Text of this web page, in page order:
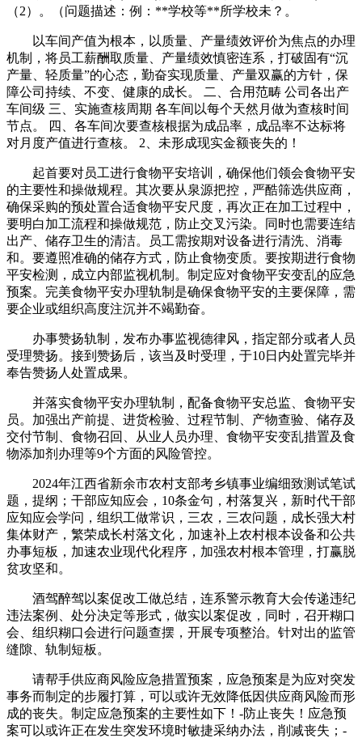
（2）。（问题描述：例：**学校等**所学校未？。
以车间产值为根本，以质量、产量绩效评价为焦点的办理
机制，将员工薪酬取质量、产量绩效慎密连系，打破固有“沉
产量、轻质量”的心态，勤奋实现质量、产量双赢的方针，保
障公司持续、不变、健康的成长。 二、合用范畴 公司各出产
车间级 三、实施查核周期 各车间以每个天然月做为查核时间
节点。 四、各车间次要查核根据为成品率，成品率不达标将
对月度产值进行查核。 2、未形成现实金额丧失的！
起首要对员工进行食物平安培训，确保他们领会食物平安
的主要性和操做规程。其次要从泉源把控，严酷筛选供应商，
确保采购的预处置合适食物平安尺度，再次正在加工过程中，
要明白加工流程和操做规范，防止交叉污染。同时也需要连结
出产、储存卫生的清洁。员工需按期对设备进行清洗、消毒
和。要遵照准确的储存方式，防止食物变质。要按期进行食物
平安检测，成立内部监视机制。制定应对食物平安变乱的应急
预案。完美食物平安办理轨制是确保食物平安的主要保障，需
要企业或组织高度注沉并不竭勤奋。
办事赞扬轨制，发布办事监视德律风，指定部分或者人员
受理赞扬。接到赞扬后，该当及时受理，于10日内处置完毕并
奉告赞扬人处置成果。
并落实食物平安办理轨制，配备食物平安总监、食物平安
员。加强出产前提、进货检验、过程节制、产物查验、储存及
交付节制、食物召回、从业人员办理、食物平安变乱措置及食
物添加剂办理等9个方面的风险管控。
2024年江西省新余市农村支部考乡镇事业编细致测试笔试
题，提纲；干部应知应会，10条金句，村落复兴，新时代干部
应知应会学问，组织工做常识，三农，三农问题，成长强大村
集体财产，繁荣成长村落文化，加速补上农村根本设备和公共
办事短板，加速农业现代化程序，加强农村根本管理，打赢脱
贫攻坚和。
酒驾醉驾以案促改工做总结，连系警示教育大会传递违纪
违法案例、处分决定等形式，做实以案促改，同时，召开糊口
会、组织糊口会进行问题查摆，开展专项整治。针对出的监管
缝隙、轨制短板。
请帮手供应商风险应急措置预案，应急预案是为应对突发
事务而制定的步履打算，可以或许无效降低因供应商风险而形
成的丧失。制定应急预案的主要性如下！-防止丧失！应急预
案可以或许正在发生突发环境时敏捷采纳办法，削减丧失；-